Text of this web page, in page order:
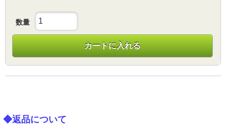
数量
カートに入れる
◆返品について